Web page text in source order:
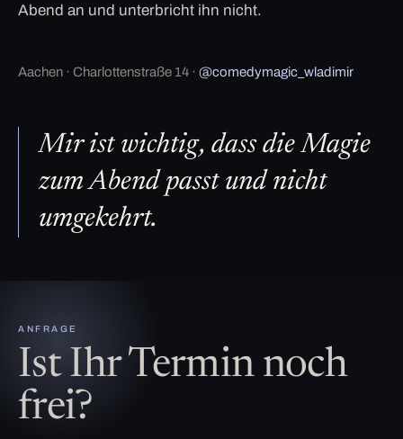
Abend an und unterbricht ihn nicht.
Aachen · Charlottenstraße 14 · @comedymagic_wladimir
Mir ist wichtig, dass die Magie
zum Abend passt und nicht
umgekehrt.
ANFRAGE
Ist Ihr Termin noch
frei?